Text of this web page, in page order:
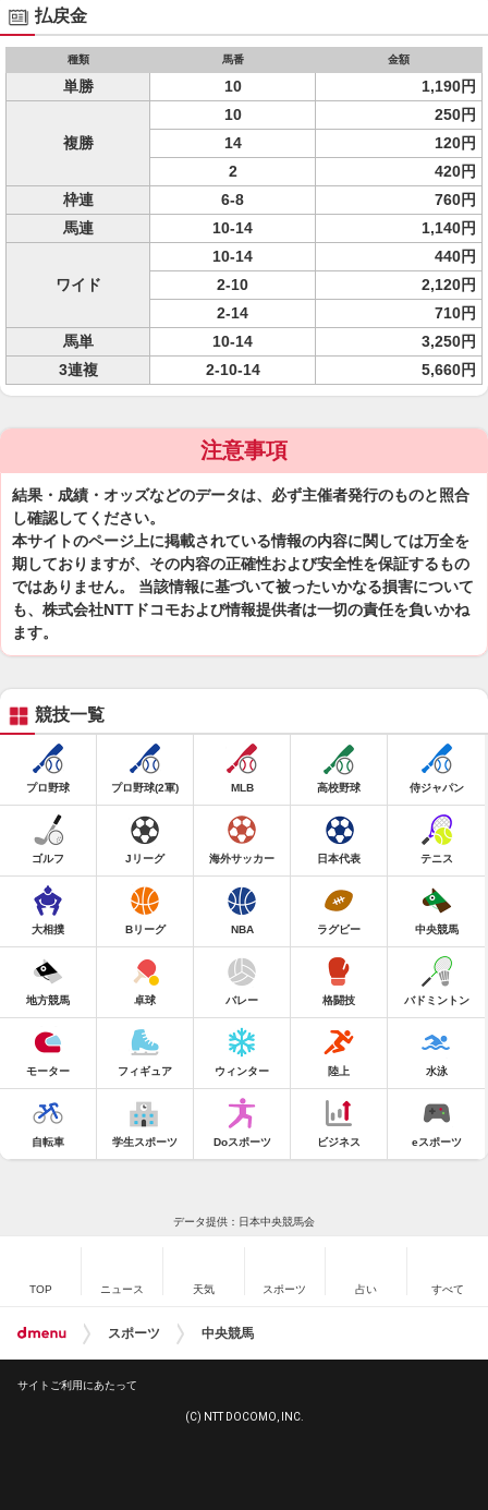
払戻金
種類 馬番 金額
単勝 10 1,190円
複勝
10
250円
14
120円
2
420円
枠連
6-8
760円
馬連
10-14 1,140円
ワイド
10-14
440円
2-10
2,120円
2-14
710円
馬単
10-14
3,250円
3連複
2-10-14 5,660円
注意事項
結果・成績・オッズなどのデータは、必ず主催者発行のものと照合
し確認してください。
本サイトのページ上に掲載されている情報の内容に関しては万全を
期しておりますが、その内容の正確性および安全性を保証するもの
ではありません。 当該情報に基づいて被ったいかなる損害について
も、株式会社NTTドコモおよび情報提供者は一切の責任を負いかね
ます。
競技一覧
プロ野球 プロ野球(2軍) MLB 高校野球 侍ジャパン
ゴルフ Jリーグ 海外サッカー 日本代表 テニス
大相撲 Bリーグ NBA ラグビー 中央競馬
地方競馬 卓球 バレー 格闘技 バドミントン
モーター フィギュア ウィンター 陸上 水泳
自転車 学生スポーツ Doスポーツ ビジネス eスポーツ
データ提供：日本中央競馬会
TOP ニュース 天気 スポーツ 占い すべて
スポーツ 中央競馬
サイトご利用にあたって
(C) NTT DOCOMO, INC.